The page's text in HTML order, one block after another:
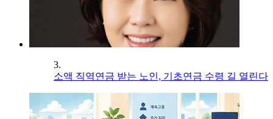
3.
소액 직역연금 받는 노인, 기초연금 수령 길 열린다